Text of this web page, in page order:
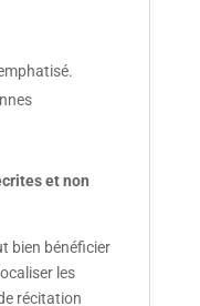
et non
bien bénéficier
les
récitation